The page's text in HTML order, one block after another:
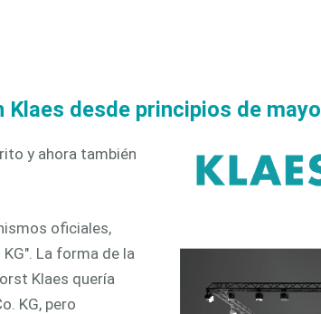
Klaes desde principios de mayo
y ahora también
oficiales,
La forma de la
Klaes quería
KG, pero